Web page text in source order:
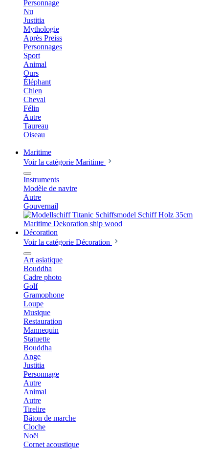
Personnage
Nu
Justitia
Mythologie
Après Preiss
Personnages
Sport
Animal
Ours
Éléphant
Chien
Cheval
Félin
Autre
Taureau
Oiseau
Maritime
Voir la catégorie Maritime
Instruments
Modèle de navire
Autre
Gouvernail
Décoration
Voir la catégorie Décoration
Art asiatique
Bouddha
Cadre photo
Golf
Gramophone
Loupe
Musique
Restauration
Mannequin
Statuette
Bouddha
Ange
Justitia
Personnage
Autre
Animal
Autre
Tirelire
Bâton de marche
Cloche
Noël
Cornet acoustique